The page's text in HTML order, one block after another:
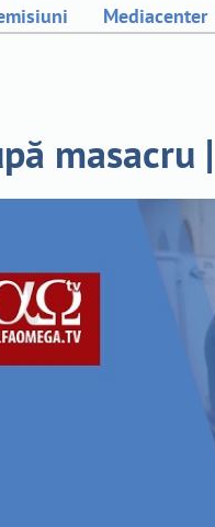
Mediacenter